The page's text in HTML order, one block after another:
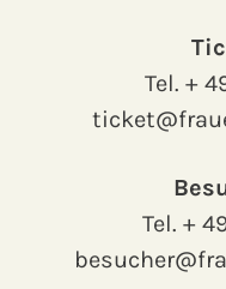
Tel. +
Tel. +